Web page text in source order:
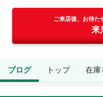
ご来店後、お待た
来
トップ 在庫
ブログ